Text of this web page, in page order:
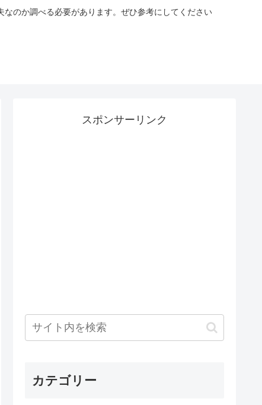
のか調べる必要があります。ぜひ参考にしてください
スポンサーリンク
カテゴリー